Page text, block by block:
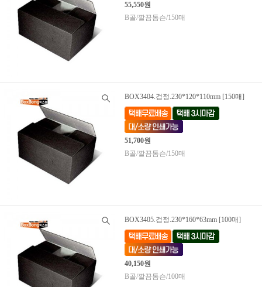
55,550원
B골/깔끔톰슨/150매
BOX3404.검정.230*120*110mm [150매]
51,700원
B골/깔끔톰슨/150매
BOX3405.검정.230*160*63mm [100매]
40,150원
B골/깔끔톰슨/100매